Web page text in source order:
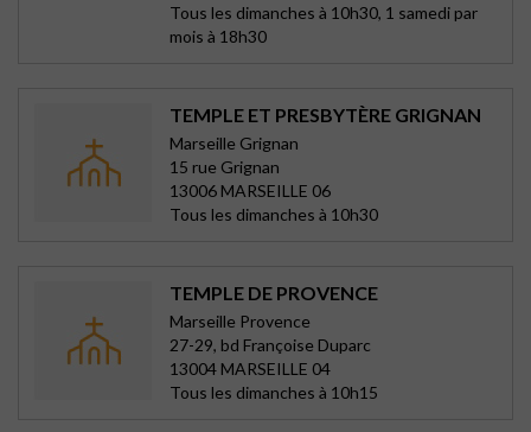
Tous les dimanches à 10h30, 1 samedi par
mois à 18h30
TEMPLE ET PRESBYTÈRE GRIGNAN
Marseille Grignan
15 rue Grignan
13006 MARSEILLE 06
Tous les dimanches à 10h30
TEMPLE DE PROVENCE
Marseille Provence
27-29, bd Françoise Duparc
13004 MARSEILLE 04
Tous les dimanches à 10h15